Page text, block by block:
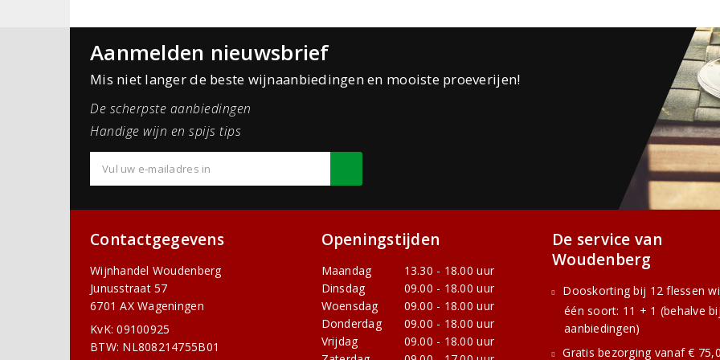
Aanmelden nieuwsbrief
Mis niet langer de beste wijnaanbiedingen en mooiste proeverijen!
De scherpste aanbiedingen
Handige wijn en spijs tips
Contactgegevens
Wijnhandel Woudenberg
Junusstraat 57
6701 AX Wageningen
KvK: 09100925
BTW: NL808214755B01
Openingstijden
Maandag
13.30 - 18.00 uur
Dinsdag
09.00 - 18.00 uur
Woensdag
09.00 - 18.00 uur
Donderdag
09.00 - 18.00 uur
Vrijdag
09.00 - 18.00 uur
De service van
Woudenberg
Dooskorting bij 12 flessen
één soort: 11 + 1 (behalve
aanbiedingen)
Gratis bezorging vanaf €